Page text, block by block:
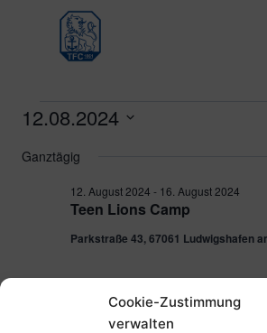
Cookie-Zustimmung
verwalten
springen
Veranstaltungen
für
August
12.08.2024
wählen.
Ganztägig
Teen Lions Camp
12. August 2024 - 16. August 2024
Parkstraße 43, 67061 Ludwigshafen